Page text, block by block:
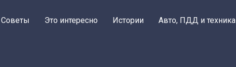
Советы Это интересно Истории Авто, ПДД и техника